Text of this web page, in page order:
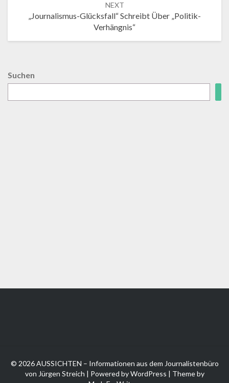
NEXT
„Journalismus-Glücksfall“ Schreibt Über „Politik-
Verhängnis“
Suchen
© 2026 AUSSICHTEN – Informationen aus dem Journalistenbüro
von Jürgen Streich | Powered byWordPress | Theme by